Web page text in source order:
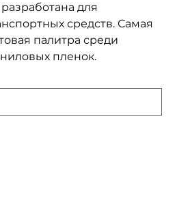
для
средств. Самая
палитра среди
пленок.